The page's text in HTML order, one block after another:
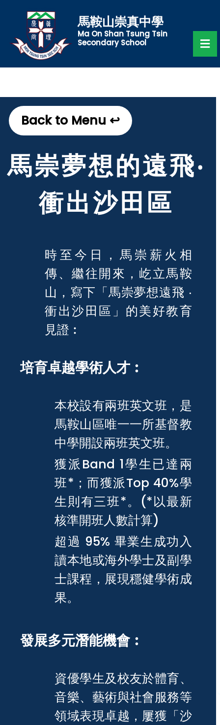
馬鞍山崇真中學
Ma On Shan Tsung Tsin
Secondary School
Back to Menu ↩
馬崇夢想的遠飛‧
衝出沙田區
時至今日，馬崇薪火相
傳、繼往開來，屹立馬鞍
山，寫下「馬崇夢想遠飛 ‧
衝出沙田區」的美好教育
見證︰
培育卓越學術人才︰
本校設有兩班英文班，是
馬鞍山區唯一一所基督教
中學開設兩班英文班。
獲派Band 1學生已達兩
班*；而獲派Top 40%學
生則有三班*。(*以最新
核準開班人數計算)
超過 95% 畢業生成功入
讀本地或海外學士及副學
士課程，展現穩健學術成
果。
發展多元潛能機會︰
資優學生及校友於體育、
音樂、藝術與社會服務等
領域表現卓越，屢獲「沙